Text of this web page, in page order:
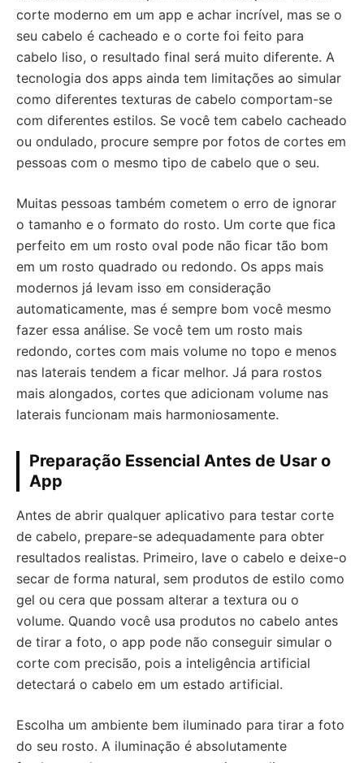
corte moderno em um app e achar incrível, mas se o
seu cabelo é cacheado e o corte foi feito para
cabelo liso, o resultado final será muito diferente. A
tecnologia dos apps ainda tem limitações ao simular
como diferentes texturas de cabelo comportam-se
com diferentes estilos. Se você tem cabelo cacheado
ou ondulado, procure sempre por fotos de cortes em
pessoas com o mesmo tipo de cabelo que o seu.
Muitas pessoas também cometem o erro de ignorar
o tamanho e o formato do rosto. Um corte que fica
perfeito em um rosto oval pode não ficar tão bom
em um rosto quadrado ou redondo. Os apps mais
modernos já levam isso em consideração
automaticamente, mas é sempre bom você mesmo
fazer essa análise. Se você tem um rosto mais
redondo, cortes com mais volume no topo e menos
nas laterais tendem a ficar melhor. Já para rostos
mais alongados, cortes que adicionam volume nas
laterais funcionam mais harmoniosamente.
Preparação Essencial Antes de Usar o
App
Antes de abrir qualquer aplicativo para testar corte
de cabelo, prepare-se adequadamente para obter
resultados realistas. Primeiro, lave o cabelo e deixe-o
secar de forma natural, sem produtos de estilo como
gel ou cera que possam alterar a textura ou o
volume. Quando você usa produtos no cabelo antes
de tirar a foto, o app pode não conseguir simular o
corte com precisão, pois a inteligência artificial
detectará o cabelo em um estado artificial.
Escolha um ambiente bem iluminado para tirar a foto
do seu rosto. A iluminação é absolutamente